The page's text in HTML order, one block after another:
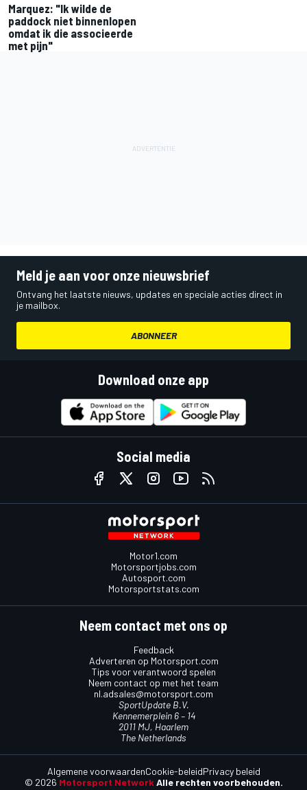
Marquez: "Ik wilde de
paddock niet binnenlopen
omdat ik die associeerde
met pijn"
Meld je aan voor onze nieuwsbrief
Ontvang het laatste nieuws, updates en speciale acties direct in
je mailbox.
ABONNEER
Download onze app
Social media
Motor1.com
Motorsportjobs.com
Autosport.com
Motorsportstats.com
Neem contact met ons op
Feedback
Adverteren op Motorsport.com
Tips voor verantwoord spelen
Neem contact op met het team
nl.adsales@motorsport.com
SportUpdate B.V.
Kennemerplein 6 – 14
2011 MJ, Haarlem
The Netherlands
© 2026 Motorsport Network Alle rechten voorbehouden.
Algemene voorwaardenCookie-beleidPrivacy beleid